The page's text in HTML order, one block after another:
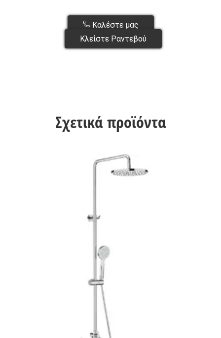
Καλέστε μας
Κλείστε Ραντεβού
Σχετικά προϊόντα